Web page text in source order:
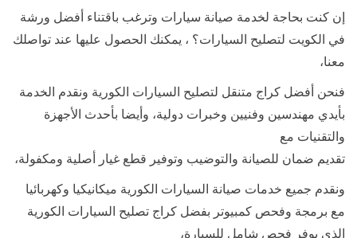
إن كنت بحاجة لخدمة صيانة سيارات وترغب باقتناء أفضل ورشة
في الكويت لتصليح السيارات؟ ، يمكنك الحصول عليها عند تواصلك
معنا،
فنحن أفضل كراج متنقل لتصليح السيارات الكورية ونقدم الخدمة
بأيدي مهندسين وفنيين وخبرات دولية، وأيضا بأحدث الأجهزة
والتقنيات مع
تقديم ضمان للصيانة والتوضيب وتوفير قطع غيار أصلية ومكفولة،
ونقدم جميع خدمات صيانة السيارات الكورية ميكانيكيا وكهربائيا
مع برمجة وفحص كمبيوتر بفضل كراج تصليح السيارات الكورية
الذي يوفر فحص شامل للسيارة،